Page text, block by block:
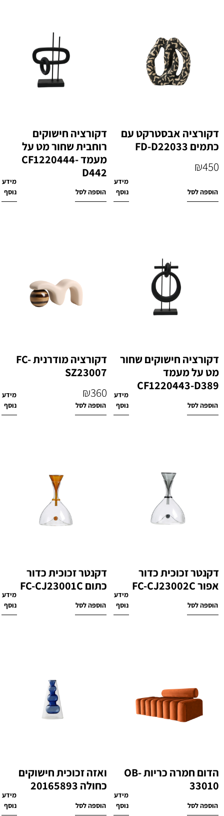
דקורציה אבסטרקט עם
כתמים FD-D22033
₪450
הוספה לסל
מידע
נוסף
דקורציה חישוקים
רוחבית שחור מט על
מעמד CF1220444-
D442
₪400
הוספה לסל
מידע
נוסף
דקורציה חישוקים שחור
מט על מעמד
CF1220443-D389
₪500
הוספה לסל
מידע
נוסף
דקורציה מודרנית FC-
SZ23007
₪360
הוספה לסל
מידע
נוסף
דקנטר זכוכית כדור
אפור FC-CJ23002C
₪280
הוספה לסל
מידע
נוסף
דקנטר זכוכית כדור
כתום FC-CJ23001C
₪280
הוספה לסל
מידע
נוסף
הדום חמרה כריות OB-
33010
₪1,990
הוספה לסל
מידע
נוסף
ואזה זכוכית חישוקים
כחולה 20165893
₪160
הוספה לסל
מידע
נוסף